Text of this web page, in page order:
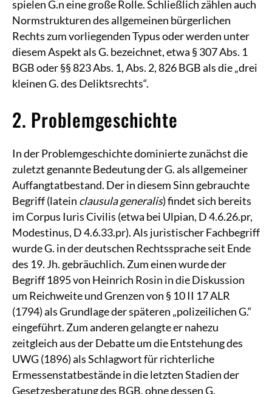
spielen G.n eine große Rolle. Schließlich zählen auch
Normstrukturen des allgemeinen bürgerlichen
Rechts zum vorliegenden Typus oder werden unter
diesem Aspekt als G. bezeichnet, etwa § 307 Abs. 1
BGB oder §§ 823 Abs. 1, Abs. 2, 826 BGB als die „drei
kleinen G. des Deliktsrechts“.
2. Problemgeschichte
In der Problemgeschichte dominierte zunächst die
zuletzt genannte Bedeutung der G. als allgemeiner
Auffangtatbestand. Der in diesem Sinn gebrauchte
Begriff (latein clausula generalis) findet sich bereits
im Corpus Iuris Civilis (etwa bei Ulpian, D 4.6.26.pr,
Modestinus, D 4.6.33.pr). Als juristischer Fachbegriff
wurde G. in der deutschen Rechtssprache seit Ende
des 19. Jh. gebräuchlich. Zum einen wurde der
Begriff 1895 von Heinrich Rosin in die Diskussion
um Reichweite und Grenzen von § 10 II 17 ALR
(1794) als Grundlage der späteren „polizeilichen G.“
eingeführt. Zum anderen gelangte er nahezu
zeitgleich aus der Debatte um die Entstehung des
UWG (1896) als Schlagwort für richterliche
Ermessenstatbestände in die letzten Stadien der
Gesetzesberatung des BGB, ohne dessen G.